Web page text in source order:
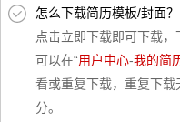
怎么下载简历模板/封面？
点击立即下载即可下载，
可以在“用户中心-我的简
看或重复下载，重复下载
分。